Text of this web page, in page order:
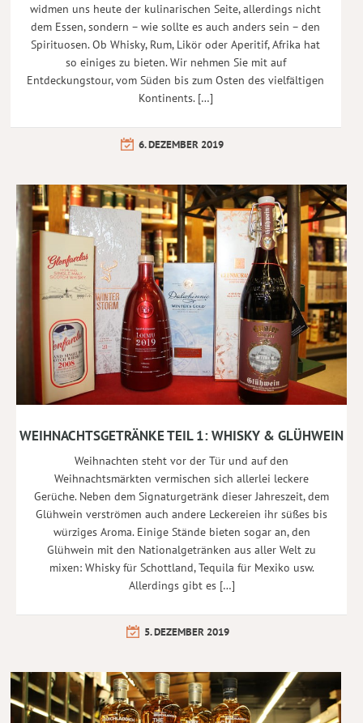
widmen uns heute der kulinarischen Seite, allerdings nicht
dem Essen, sondern – wie sollte es auch anders sein – den
Spirituosen. Ob Whisky, Rum, Likör oder Aperitif, Afrika hat
so einiges zu bieten. Wir nehmen Sie mit auf
Entdeckungstour, vom Süden bis zum Osten des vielfältigen
Kontinents. […]
6. DEZEMBER 2019
WEIHNACHTSGETRÄNKE TEIL 1: WHISKY & GLÜHWEIN
Weihnachten steht vor der Tür und auf den
Weihnachtsmärkten vermischen sich allerlei leckere
Gerüche. Neben dem Signaturgetränk dieser Jahreszeit, dem
Glühwein verströmen auch andere Leckereien ihr süßes bis
würziges Aroma. Einige Stände bieten sogar an, den
Glühwein mit den Nationalgetränken aus aller Welt zu
mixen: Whisky für Schottland, Tequila für Mexiko usw.
Allerdings gibt es […]
5. DEZEMBER 2019